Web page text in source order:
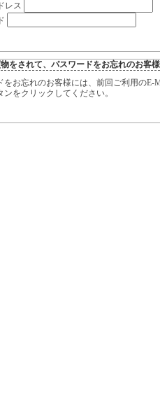
レス
をされて、パスワードをお忘れのお客様
をお忘れのお客様には、前回ご利用の
ンをクリックしてください。